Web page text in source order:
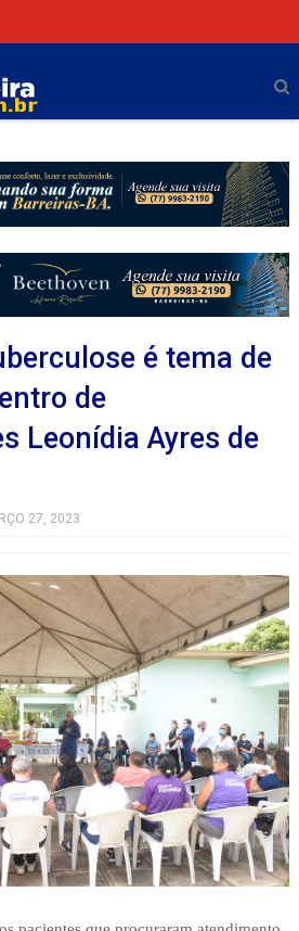
é tema de
de
Leonídia Ayres de
27, 2023